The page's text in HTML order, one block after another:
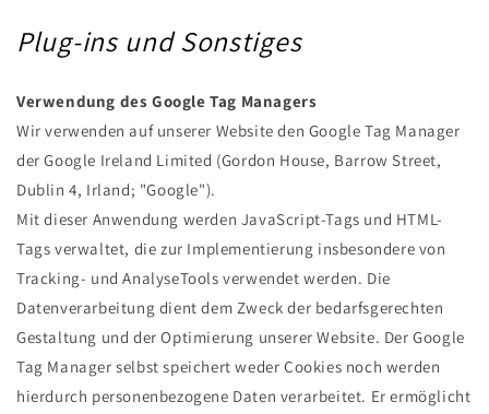
Plug-ins und Sonstiges
Verwendung des Google Tag Managers
Wir verwenden auf unserer Website den Google Tag Manager
der Google Ireland Limited (Gordon House, Barrow Street,
Dublin 4, Irland; "Google").
Mit dieser Anwendung werden JavaScript-Tags und HTML-
Tags verwaltet, die zur Implementierung insbesondere von
Tracking- und AnalyseTools verwendet werden. Die
Datenverarbeitung dient dem Zweck der bedarfsgerechten
Gestaltung und der Optimierung unserer Website. Der Google
Tag Manager selbst speichert weder Cookies noch werden
hierdurch personenbezogene Daten verarbeitet. Er ermöglicht